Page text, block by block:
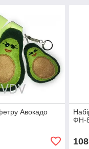
Авокадо
ФН-
108